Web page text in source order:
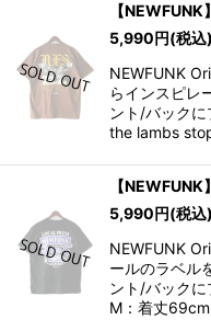
【
5,990円(税込)
NEWFUNK
らインスピレ
ント/バック
the lambs
【
5,990円(税込)
NEWFUNK
ールのラベル
ント/バックに
M：着丈